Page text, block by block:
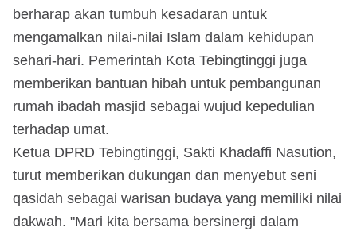
berharap akan tumbuh kesadaran untuk
mengamalkan nilai-nilai Islam dalam kehidupan
sehari-hari. Pemerintah Kota Tebingtinggi juga
memberikan bantuan hibah untuk pembangunan
rumah ibadah masjid sebagai wujud kepedulian
terhadap umat.
Ketua DPRD Tebingtinggi, Sakti Khadaffi Nasution,
turut memberikan dukungan dan menyebut seni
qasidah sebagai warisan budaya yang memiliki nilai
dakwah. "Mari kita bersama bersinergi dalam